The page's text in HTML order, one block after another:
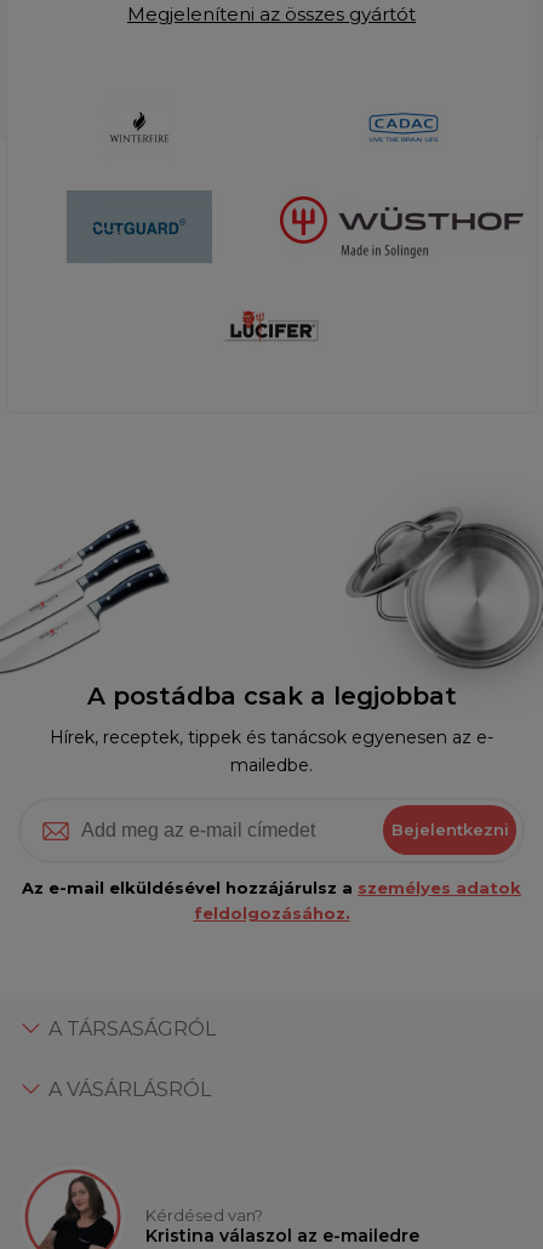
Megjeleníteni az összes gyártót
A postádba csak a legjobbat
Hírek, receptek, tippek és tanácsok egyenesen az e-
mailedbe.
Bejelentkezni
Az e-mail elküldésével hozzájárulsz a személyes adatok
feldolgozásához.
A TÁRSASÁGRÓL
A VÁSÁRLÁSRÓL
Kérdésed van?
Kristina válaszol az e-mailedre